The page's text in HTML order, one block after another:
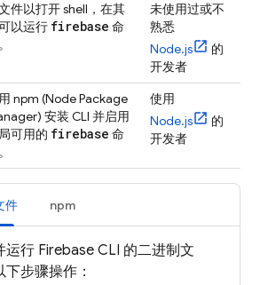
件以打开 shell，在其
以运行 firebase 命
未使用过或不
熟悉
Node.js
的
开发者
npm (Node Package
安装 CLI 并启用
可用的 firebase 命
使用
Node.js
的
开发者
件 npm
运行 Firebase CLI 的二进制文
步骤操作：